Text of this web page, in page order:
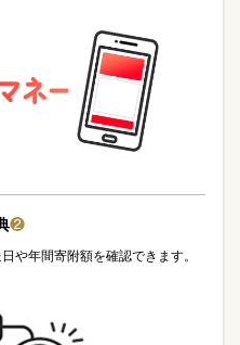
❷
や年間寄附額を確認できます。